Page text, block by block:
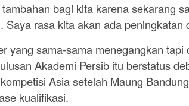
bagi kita karena sekarang
Saya rasa kita akan ada peningkatan
yang sama-sama menegangkan
Akademi Persib itu berstatus
Asia setelah Maung
kualifikasi.